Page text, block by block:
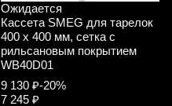
Ожидается
Кассета SMEG для тарелок
400 х 400 мм, сетка с
рильсановым покрытием
WB40D01
9 130 ₽-20%
7 245 ₽